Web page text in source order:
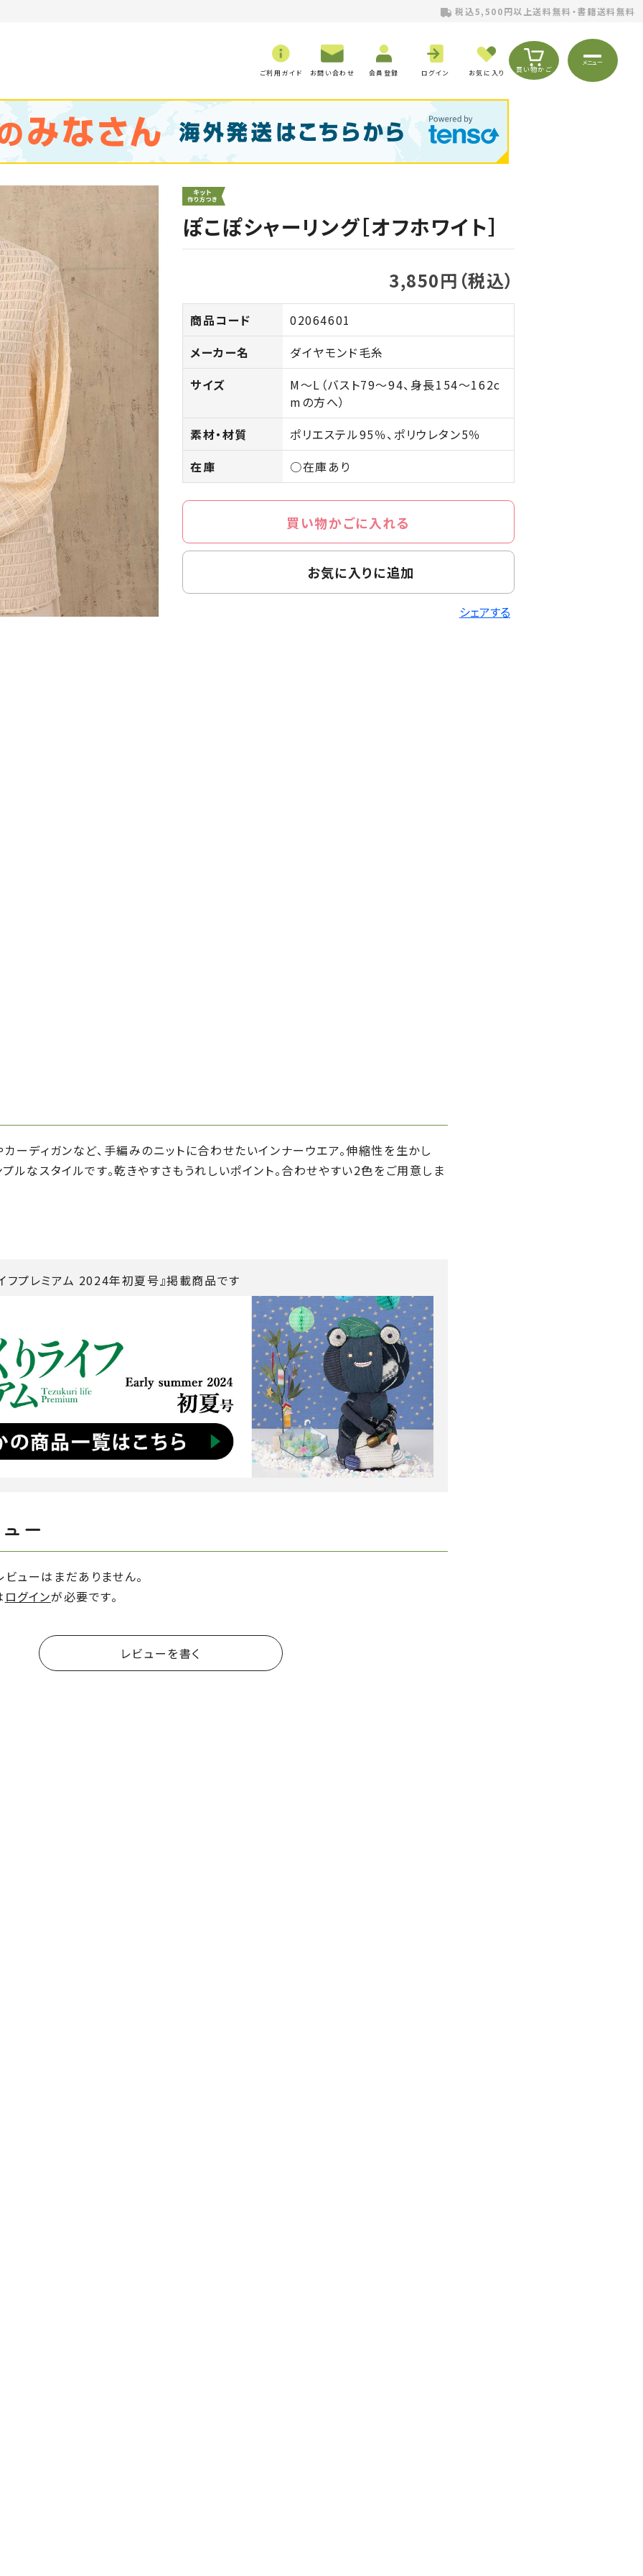
税込5,500円以上送料無料・書籍送料無料
ご利用ガイド お問い合わせ 会員登録 ログイン お気に入り 買い物かご
メニュー
ぽこぽシャーリング［オフホワイト］
3,850円（税込）
商品コード
02064601
メーカー名
ダイヤモンド毛糸
サイズ
M～L（バスト79～94、身長154～162c
mの方へ）
素材・材質
ポリエステル95％、ポリウレタン5％
在庫
○在庫あり
買い物かごに入れる
お気に入りに追加
シェアする
カーディガンなど、手編みのニットに合わせたいインナーウエア。伸縮性を生かし
プルなスタイルです。乾きやすさもうれしいポイント。合わせやすい2色をご用意しま
フプレミアム 2024年初夏号』掲載商品です
ー
ューはまだありません。
ログインが必要です。
レビューを書く